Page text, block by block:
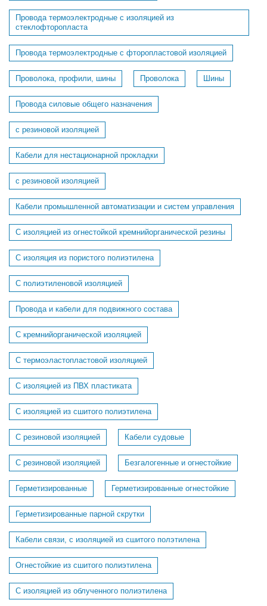
Провода термоэлектродные с изоляцией из
стеклофторопласта
Провода термоэлектродные с фторопластовой изоляцией
Проволока, профили, шины Проволока Шины
Провода силовые общего назначения
с резиновой изоляцией
Кабели для нестационарной прокладки
с резиновой изоляцией
Кабели промышленной автоматизации и систем управления
С изоляцией из огнестойкой кремнийорганической резины
С изоляция из пористого полиэтилена
С полиэтиленовой изоляцией
Провода и кабели для подвижного состава
C кремнийорганической изоляцией
C термоэластопластовой изоляцией
С изоляцией из ПВХ пластиката
С изоляцией из сшитого полиэтилена
С резиновой изоляцией Кабели судовые
C резиновой изоляцией Безгалогенные и огнестойкие
Герметизированные Герметизированные огнестойкие
Герметизированные парной скрутки
Кабели связи, с изоляцией из сшитого полэтилена
Огнестойкие из сшитого полиэтилена
С изоляцией из облученного полиэтилена